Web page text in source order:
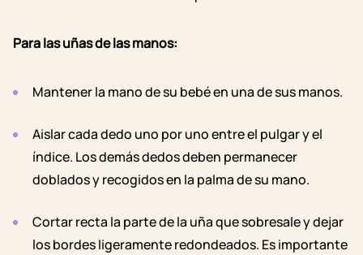
Para las uñas de las manos:
Mantener la mano de su bebé en una de sus manos.
Aislar cada dedo uno por uno entre el pulgar y el
índice. Los demás dedos deben permanecer
doblados y recogidos en la palma de su mano.
Cortar recta la parte de la uña que sobresale y dejar
los bordes ligeramente redondeados. Es importante